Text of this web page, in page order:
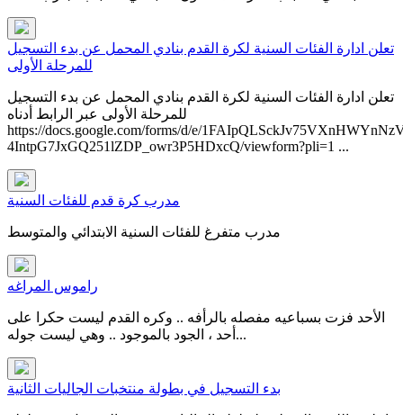
تعلن ادارة الفئات السنية لكرة القدم بنادي المحمل عن بدء التسجيل
للمرحلة الأولى
تعلن ادارة الفئات السنية لكرة القدم بنادي المحمل عن بدء التسجيل
للمرحلة الأولى عبر الرابط أدناه​
https://docs.google.com/forms/d/e/
4IntpG7JxGQ251lZDP_owr3P5HDxcQ/viewform?pli=1 ...
مدرب كرة قدم للفئات السنية
راموس المراغه
الأحد فزت بسباعيه مفصله بالرأفه .. وكره القدم ليست حكرا على
أحد ، الجود بالموجود .. وهي ليست جوله...
بدء التسجيل في بطولة منتخبات الجاليات الثانية